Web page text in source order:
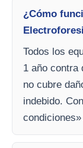
¿Cómo
Todos los
1 año contra
no cubre
indebido.